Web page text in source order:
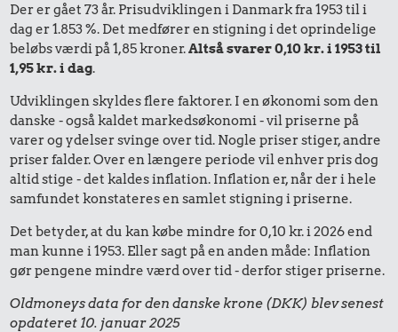
Der er gået 73 år. Prisudviklingen i Danmark fra 1953 til i
dag er 1.853 %. Det medfører en stigning i det oprindelige
beløbs værdi på 1,85 kroner.Altså svarer 0,10 kr. i 1953 til
1,95 kr. i dag.
Udviklingen skyldes flere faktorer. I en økonomi som den
danske - også kaldet markedsøkonomi - vil priserne på
varer og ydelser svinge over tid. Nogle priser stiger, andre
priser falder. Over en længere periode vil enhver pris dog
altid stige - det kaldes inflation. Inflation er, når der i hele
samfundet konstateres en samlet stigning i priserne.
Det betyder, at du kan købe mindre for 0,10 kr. i 2026 end
man kunne i 1953. Eller sagt på en anden måde: Inflation
gør pengene mindre værd over tid - derfor stiger priserne.
Oldmoneys data for den danske krone (DKK) blev senest
opdateret 10. januar 2025